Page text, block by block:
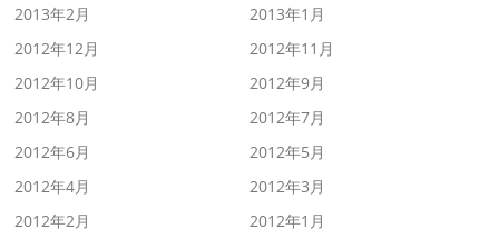
2013年2月
2013年1月
2012年12月
2012年11月
2012年10月
2012年9月
2012年8月
2012年7月
2012年6月
2012年5月
2012年4月
2012年3月
2012年2月
2012年1月